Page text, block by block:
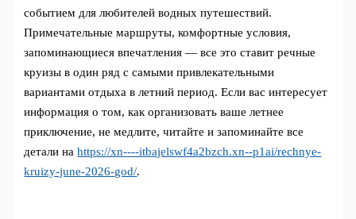
событием для любителей водных путешествий.
Примечательные маршруты, комфортные условия,
запоминающиеся впечатления — все это ставит речные
круизы в один ряд с самыми привлекательными
вариантами отдыха в летний период. Если вас интересует
информация о том, как организовать ваше летнее
приключение, не медлите, читайте и запоминайте все
детали наhttps://xn----itbajelswf4a2bzch.xn--p1ai/rechnye-
kruizy-june-2026-god/.